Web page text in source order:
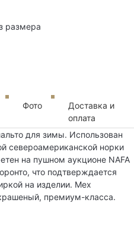
размера
Фото
Доставка и
оплата
для зимы. Использован
североамериканской норки
на пушном аукционе NAFA
что подтверждается
на изделии. Мех
премиум-класса.